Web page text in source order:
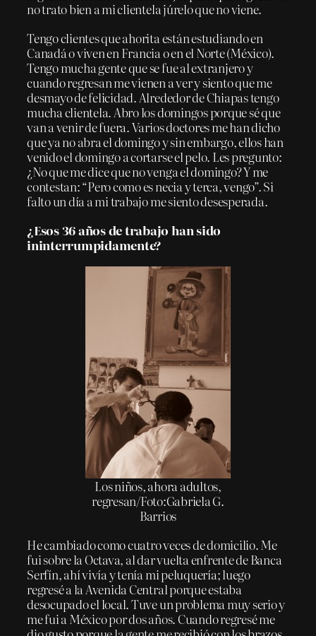
no trato bien a mi clientela júrelo que no viene.
Tengo clientes que ahorita están estudiando en
Canadá o viven en Francia o en el Norte (México).
Tengo mucha gente que se fue al extranjero y
cuando regresan me vienen a ver y siento que me
desmayo de felicidad. Alrededor de Chiapas tengo
mucha clientela. Abro los domingos porque sé que
van a venir de fuera. Varios doctores me han dicho
que ya no abra el domingo y sin embargo, ellos han
venido el domingo a cortarse el pelo. Les pregunto:
¿No que me dice que no venga el domingo? Y me
contestan: “Pero como es necia y terca, vengo”. Si
falto un día a mi trabajo me siento desesperada.
¿Esos 36 años de trabajo han sido
ininterrumpidamente?
Los niños, ahora adultos,
regresan/Foto:Gabriela G.
Barrios
He cambiado como cuatro veces de domicilio. Me
fui sobre la Octava, al dar vuelta enfrente de Banca
Serfín, ahí vivía y tenía mi peluquería; luego
regresé a la Avenida Central porque estaba
desocupado el local. Tuve un problema muy serio y
me fui a México por dos años. Cuando regresé me